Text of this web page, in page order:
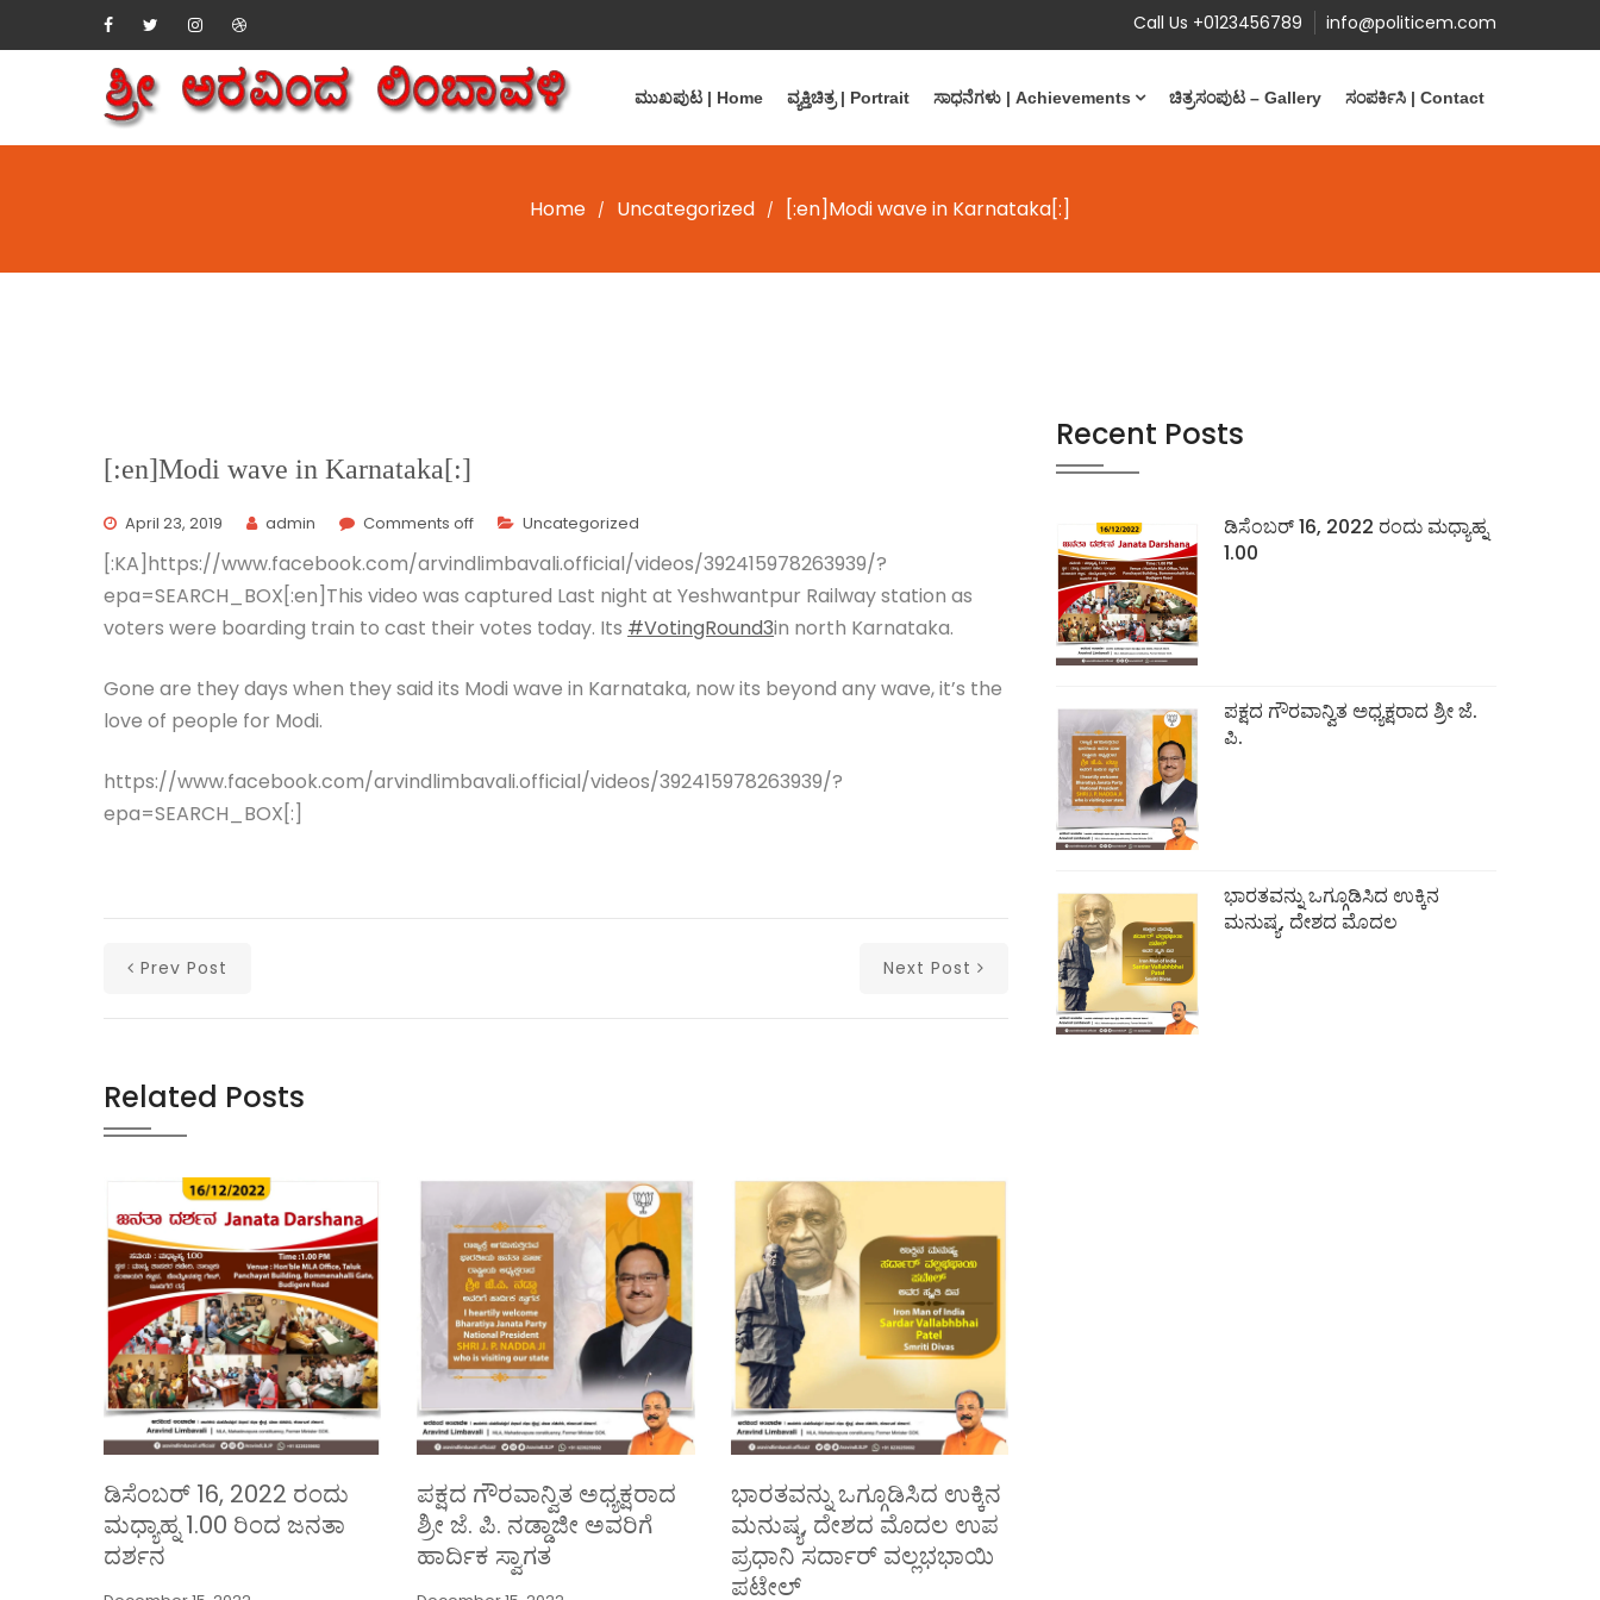
Call Us +0123456789 info@politicem.com
ಮುಖಪುಟ | Home ವ್ಯಕ್ತಿಚಿತ್ರ | Portrait ಸಾಧನೆಗಳು | Achievements ಚಿತ್ರಸಂಪುಟ – Gallery ಸಂಪರ್ಕಿಸಿ | Contact
Home / Uncategorized / [:en]Modi wave in Karnataka[:]
[:en]Modi wave in Karnataka[:]
April 23, 2019 admin Comments off Uncategorized
[:KA]https://www.facebook.com/arvindlimbavali.official/videos/392415978263939/?
epa=SEARCH_BOX[:en]This video was captured Last night at Yeshwantpur Railway station as
voters were boarding train to cast their votes today. Its #VotingRound3in north Karnataka.
Gone are they days when they said its Modi wave in Karnataka, now its beyond any wave, it’s the
love of people for Modi.
https://www.facebook.com/arvindlimbavali.official/videos/392415978263939/?
epa=SEARCH_BOX[:]
Prev Post Next Post
Related Posts
ಡಿಸೆಂಬರ್ 16, 2022 ರಂದು
ಮಧ್ಯಾಹ್ನ 1.00 ರಿಂದ ಜನತಾ
ದರ್ಶನ
ಪಕ್ಷದ ಗೌರವಾನ್ವಿತ ಅಧ್ಯಕ್ಷರಾದ
ಶ್ರೀ ಜೆ. ಪಿ. ನಡ್ಡಾಜೀ ಅವರಿಗೆ
ಹಾರ್ದಿಕ ಸ್ವಾಗತ
ಭಾರತವನ್ನು ಒಗ್ಗೂಡಿಸಿದ ಉಕ್ಕಿನ
ಮನುಷ್ಯ, ದೇಶದ ಮೊದಲ ಉಪ
ಪ್ರಧಾನಿ ಸರ್ದಾರ್ ವಲ್ಲಭಭಾಯಿ
ಪಟೇಲ್
Recent Posts
ಡಿಸೆಂಬರ್ 16, 2022 ರಂದು ಮಧ್ಯಾಹ್ನ
1.00
ಪಕ್ಷದ ಗೌರವಾನ್ವಿತ ಅಧ್ಯಕ್ಷರಾದ ಶ್ರೀ ಜೆ.
ಪಿ.
ಭಾರತವನ್ನು ಒಗ್ಗೂಡಿಸಿದ ಉಕ್ಕಿನ
ಮನುಷ್ಯ, ದೇಶದ ಮೊದಲ